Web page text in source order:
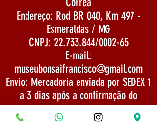
Endereço: Rod BR 040, Km 497 -
Esmeraldas / MG
CNPJ: 22.733.844/0002-65
E-mail:
museubonsaifrancisco@gmail.com
Envio: Mercadoria enviada por SEDEX 1
a 3 dias após a confirmação do
pagamento
TELEFONE:
(31) 975254666